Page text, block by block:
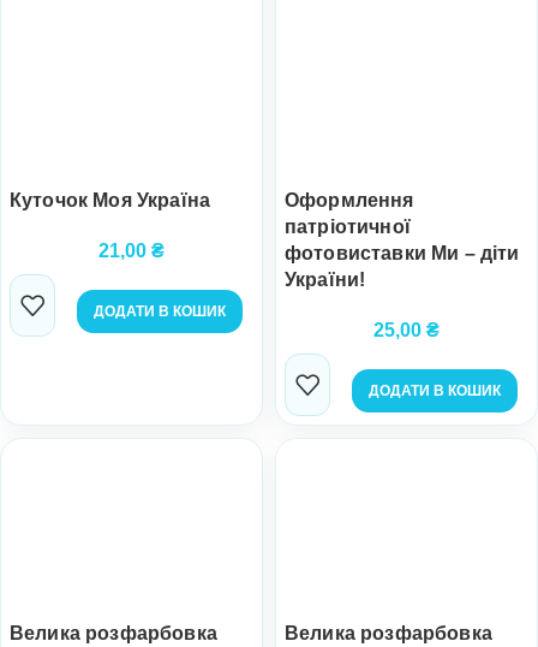
Куточок Моя Україна
21,00 ₴
ДОДАТИ В КОШИК
Оформлення
патріотичної
фотовиставки Ми – діти
України!
25,00 ₴
ДОДАТИ В КОШИК
Велика розфарбовка
Велика розфарбовка